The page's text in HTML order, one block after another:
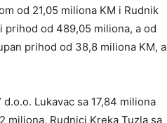
od 21,05 miliona KM i Rudnik
prihod od 489,05 miliona, a od
prihod od 38,8 miliona KM, a
Lukavac sa 17,84 miliona
miliona, Rudnici Kreka Tuzla sa